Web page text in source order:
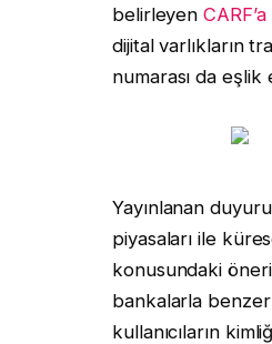
belirleyenCARF’a
dijital varlıkların
numarası da eşlik
Yayınlanan
piyasaları ile
konusundaki
bankalarla
kullanıcıların